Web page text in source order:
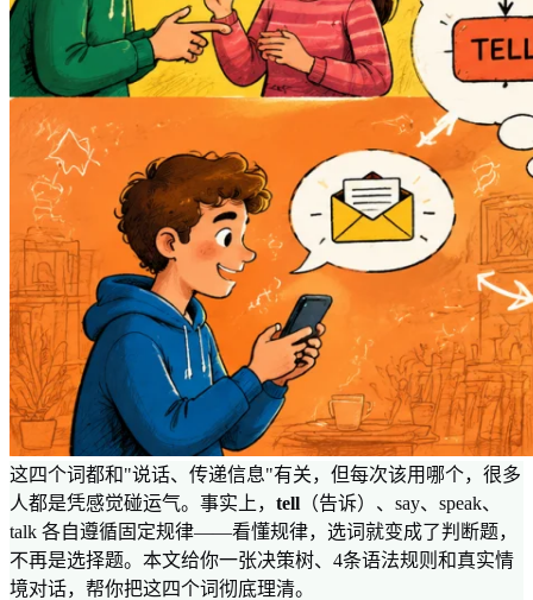
这四个词都和"说话、传递信息"有关，但每次该用哪个，很多
人都是凭感觉碰运气。事实上， tell （告诉）、say、speak、
talk 各自遵循固定规律——看懂规律，选词就变成了判断题，
不再是选择题。本文给你一张决策树、4条语法规则和真实情
境对话，帮你把这四个词彻底理清。